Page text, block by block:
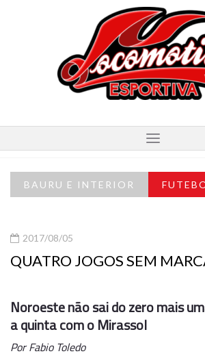
BAURU E INTERIOR
2017/08/05
QUATRO JOGOS SEM
Noroeste não sai do zero mais
a quinta com o Mirassol
Por Fabio Toledo